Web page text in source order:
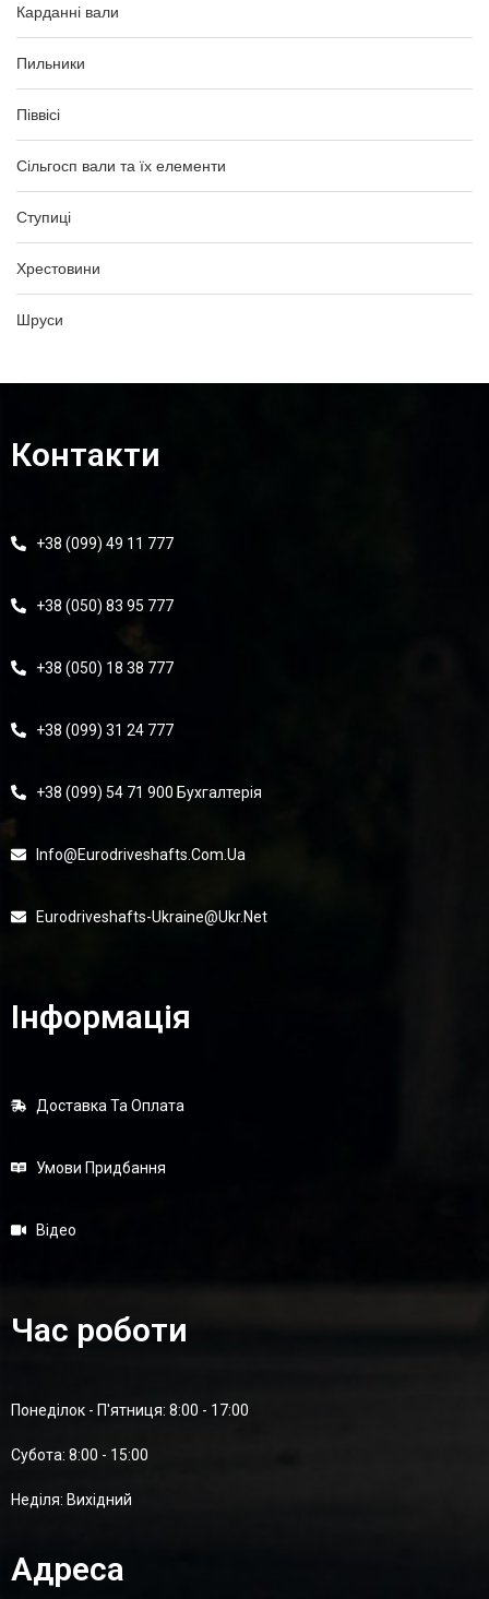
Карданні вали
Пильники
Піввісі
Сільгосп вали та їх елементи
Ступиці
Хрестовини
Шруси
Контакти
+38 (099) 49 11 777
+38 (050) 83 95 777
+38 (050) 18 38 777
+38 (099) 31 24 777
+38 (099) 54 71 900 Бухгалтерія
Info@eurodriveshafts.com.ua
Eurodriveshafts-Ukraine@ukr.net
Інформація
Доставка Та Оплата
Умови Придбання
Відео
Час роботи
Понеділок - П'ятниця: 8:00 - 17:00
Суботa: 8:00 - 15:00
Неділя: Вихідний
Адреса